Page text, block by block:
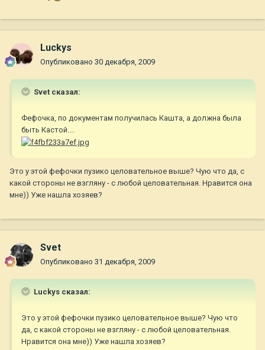
Luckys
Опубликовано 30 декабря, 2009
Svet сказал:
Фефочка, по документам получилась Кашта, а должна была
быть Кастой....
Это у этой фефочки пузико целовательное выше? Чую что да, с
какой стороны не взгляну - с любой целовательная. Нравится она
мне)) Уже нашла хозяев?
Svet
Опубликовано 31 декабря, 2009
Luckys сказал:
Это у этой фефочки пузико целовательное выше? Чую что
да, с какой стороны не взгляну - с любой целовательная.
Нравится она мне)) Уже нашла хозяев?